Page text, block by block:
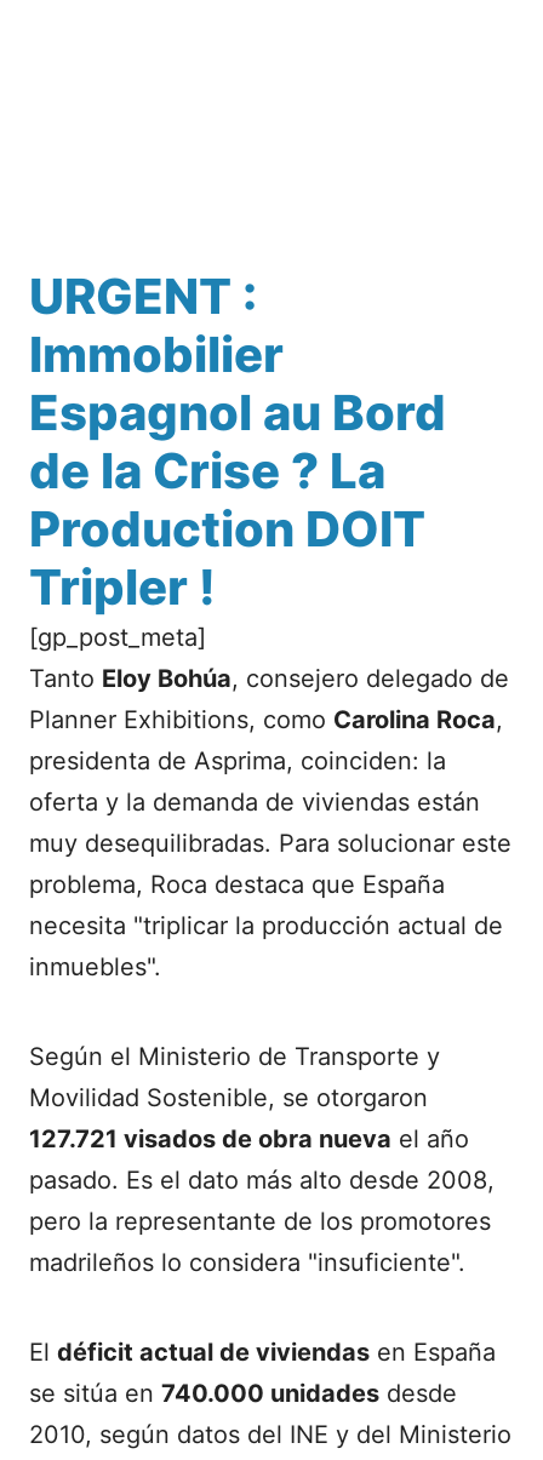
URGENT :
Immobilier
Espagnol au Bord
de la Crise ? La
Production DOIT
Tripler !
[gp_post_meta]
Tanto Eloy Bohúa, consejero delegado de
Planner Exhibitions, como Carolina Roca,
presidenta de Asprima, coinciden: la
oferta y la demanda de viviendas están
muy desequilibradas. Para solucionar este
problema, Roca destaca que España
necesita "triplicar la producción actual de
inmuebles".
Según el Ministerio de Transporte y
Movilidad Sostenible, se otorgaron
127.721 visados de obra nueva el año
pasado. Es el dato más alto desde 2008,
pero la representante de los promotores
madrileños lo considera "insuficiente".
El déficit actual de viviendas en España
se sitúa en 740.000 unidades desde
2010, según datos del INE y del Ministerio